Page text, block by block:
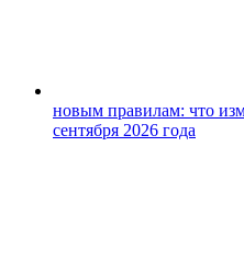
новым правилам: что
сентября 2026 года